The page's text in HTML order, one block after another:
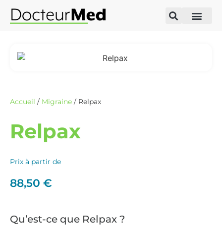
Accueil / Migraine / Relpax
Relpax
Prix à partir de
88,50 €
Qu’est-ce que Relpax ?